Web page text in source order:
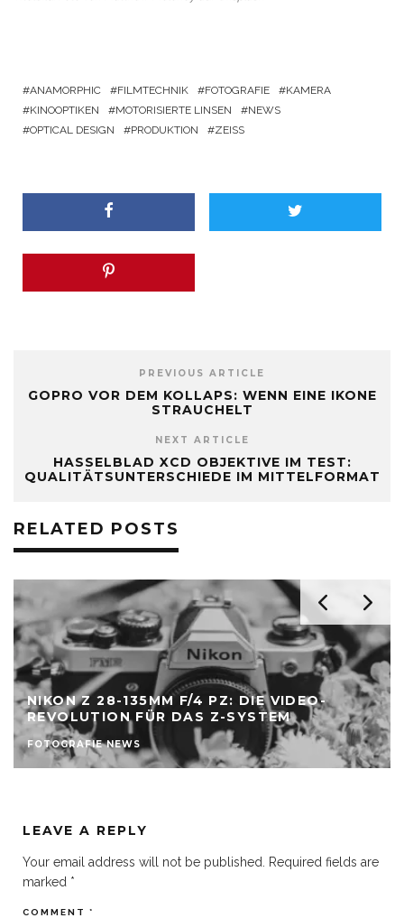
ANAMORPHIC FILMTECHNIK FOTOGRAFIE
KAMERA
KINOOPTIKEN
MOTORISIERTE LINSEN
NEWS
OPTICAL DESIGN
PRODUKTION ZEISS
PREVIOUS ARTICLE
GOPRO VOR DEM KOLLAPS: WENN EINE IKONE
STRAUCHELT
NEXT ARTICLE
HASSELBLAD XCD OBJEKTIVE IM TEST:
QUALITÄTSUNTERSCHIEDE IM MITTELFORMAT
RELATED POSTS
NIKON Z 28-135MM F/4 PZ: DIE VIDEO-
REVOLUTION FÜR DAS Z-SYSTEM
FOTOGRAFIE NEWS
LEAVE A REPLY
Your email address will not be published.
Required fields are
marked *
COMMENT *